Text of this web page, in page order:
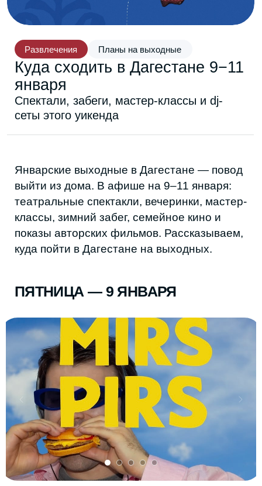
Спектали, забеги, мастер-классы и dj-
Январские выходные в Дагестане — повод
выйти из дома. В афише на 9–11 января:
театральные спектакли, вечеринки, мастер-
классы, зимний забег, семейное кино и
куда пойти в Дагестане на выходных.
ПЯТНИЦА — 9 ЯНВАРЯ
10:00–19:00 — Театр поэзии
Международная выставка авторских кукол.
Тонкая ручная работа, выразительные
лица и детали, которые хочется
рассматривать без спешки.
14:00 — Художественная студия UMKI
Мастер-класс по росписи магнитов —
спокойный творческий час и небольшой
сувенир на память.